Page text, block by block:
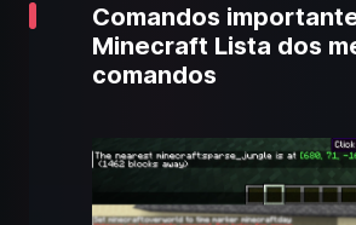
Comandos
Minecraft Lista dos
comandos